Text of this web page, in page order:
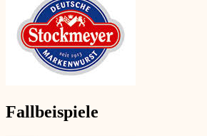
Fallbeispiele